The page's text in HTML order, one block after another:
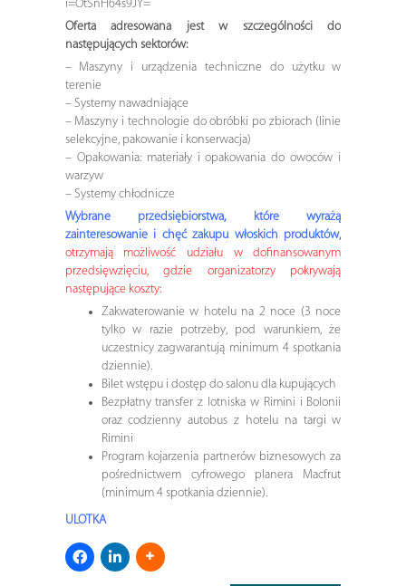
i=OtSnH64s9JY=
Oferta adresowana jest w szczególności do
następujących sektorów:
– Maszyny i urządzenia techniczne do użytku w
terenie
– Systemy nawadniające
– Maszyny i technologie do obróbki po zbiorach (linie
selekcyjne, pakowanie i konserwacja)
– Opakowania: materiały i opakowania do owoców i
warzyw
– Systemy chłodnicze
Wybrane przedsiębiorstwa, które wyrażą
zainteresowanie i chęć zakupu włoskich produktów,
otrzymają możliwość udziału w dofinansowanym
przedsięwzięciu, gdzie organizatorzy pokrywają
następujące koszty:
Zakwaterowanie w hotelu na 2 noce (3 noce
tylko w razie potrzeby, pod warunkiem, że
uczestnicy zagwarantują minimum 4 spotkania
dziennie).
Bilet wstępu i dostęp do salonu dla kupujących
Bezpłatny transfer z lotniska w Rimini i Bolonii
oraz codzienny autobus z hotelu na targi w
Rimini
Program kojarzenia partnerów biznesowych za
pośrednictwem cyfrowego planera Macfrut
(minimum 4 spotkania dziennie).
ULOTKA